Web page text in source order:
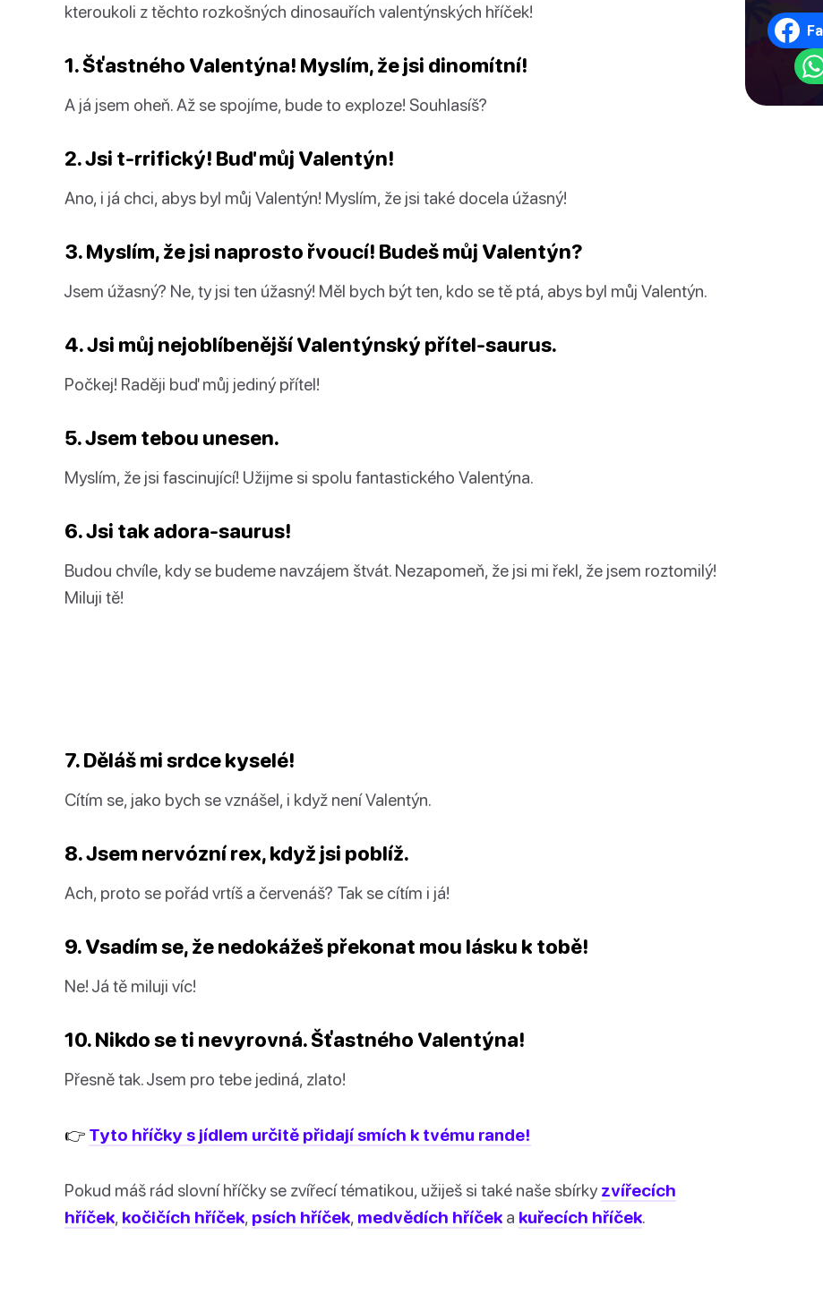
kteroukoli z těchto rozkošných dinosauřích valentýnských hříček!
1. Šťastného Valentýna! Myslím, že jsi dinomítní!
A já jsem oheň. Až se spojíme, bude to exploze! Souhlasíš?
2. Jsi t-rrifický! Buď můj Valentýn!
Ano, i já chci, abys byl můj Valentýn! Myslím, že jsi také docela úžasný!
3. Myslím, že jsi naprosto řvoucí! Budeš můj Valentýn?
Jsem úžasný? Ne, ty jsi ten úžasný! Měl bych být ten, kdo se tě ptá, abys byl můj Valentýn.
4. Jsi můj nejoblíbenější Valentýnský přítel-saurus.
Počkej! Raději buď můj jediný přítel!
5. Jsem tebou unesen.
Myslím, že jsi fascinující! Užijme si spolu fantastického Valentýna.
6. Jsi tak adora-saurus!
Budou chvíle, kdy se budeme navzájem štvát. Nezapomeň, že jsi mi řekl, že jsem roztomilý!
Miluji tě!
7. Děláš mi srdce kyselé!
Cítím se, jako bych se vznášel, i když není Valentýn.
8. Jsem nervózní rex, když jsi poblíž.
Ach, proto se pořád vrtíš a červenáš? Tak se cítím i já!
9. Vsadím se, že nedokážeš překonat mou lásku k tobě!
Ne! Já tě miluji víc!
10. Nikdo se ti nevyrovná. Šťastného Valentýna!
Přesně tak. Jsem pro tebe jediná, zlato!
👉 Tyto hříčky s jídlem určitě přidají smích k tvému rande!
Pokud máš rád slovní hříčky se zvířecí tématikou, užiješ si také naše sbírky zvířecích
hříček, kočičích hříček, psích hříček, medvědích hříček a kuřecích hříček.